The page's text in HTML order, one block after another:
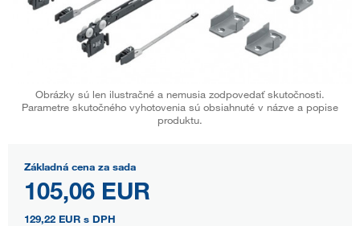
Obrázky sú len ilustračné a nemusia zodpovedať skutočnosti.
Parametre skutočného vyhotovenia sú obsiahnuté v názve a popise
produktu.
Základná cena za sada
105,06 EUR
129,22 EUR s DPH